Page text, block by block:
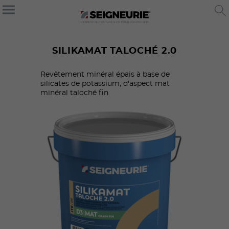
SILIKAMAT TALOCHÉ 2.0
Revêtement minéral épais à base de
silicates de potassium, d'aspect mat
minéral taloché fin